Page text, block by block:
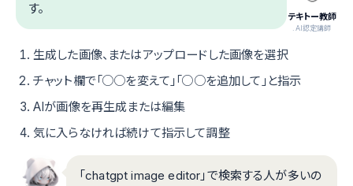
テキトー教師
.AI認定講師
す。
生成した画像、またはアップロードした画像を選択
チャット欄で「○○を変えて」「○○を追加して」と指示
AIが画像を再生成または編集
気に入らなければ続けて指示して調整
「chatgpt image editor」で検索する人が多いの